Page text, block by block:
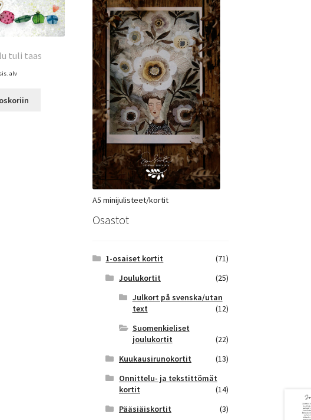
tuli taas
sis. alv
A5 minijulisteet/kortit
Osastot
1-osaiset kortit
(71)
Joulukortit
(25)
Julkort på svenska/utan
text
(12)
Suomenkieliset
joulukortit
(22)
Kuukausirunokortit
(13)
Onnittelu- ja tekstittömät
kortit
(14)
Pääsiäiskortit
(3)